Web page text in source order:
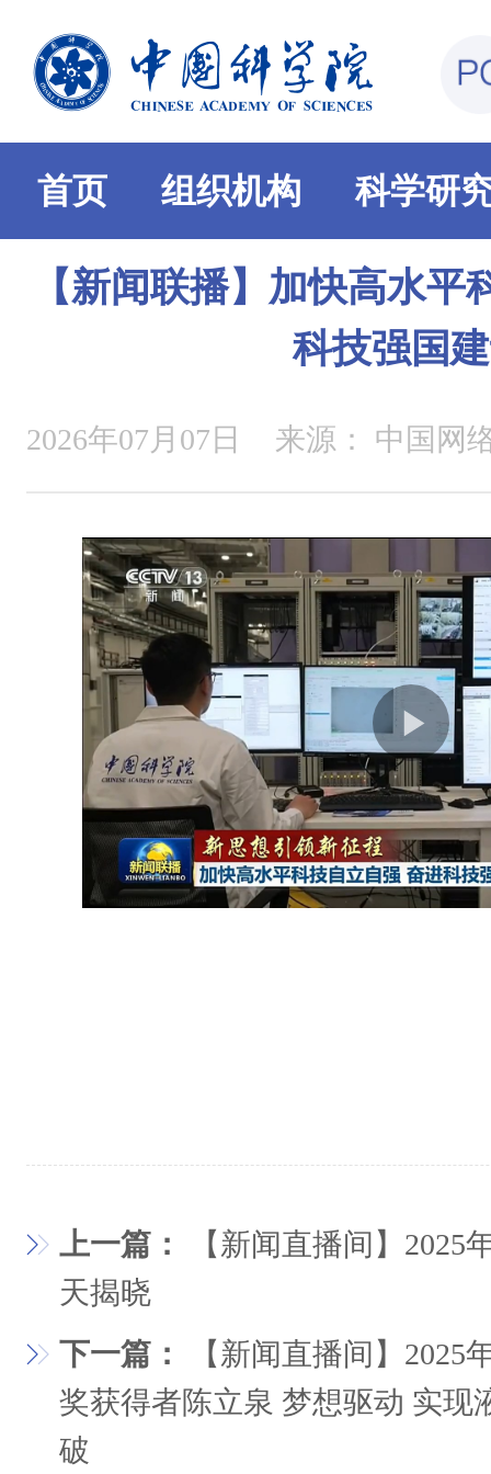
首页 组织机构 科学研
【新闻联播】加快高水平
科技强国
2026年07月07日 来源： 中国网
上一篇：
【新闻直播间】2025
天揭晓
下一篇：
【新闻直播间】2025
奖获得者陈立泉 梦想驱动 实现
破